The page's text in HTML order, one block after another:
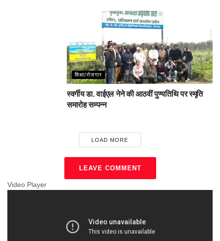
शिक्षा/रोजगार
स्वर्गीय डा. वाईएल नेने की आठवीं पुण्यतिथि पर स्मृति
समारोह सम्पन्न
LOAD MORE
LEAVE COMMENT
Video Player